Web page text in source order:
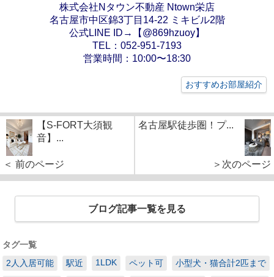
株式会社Nタウン不動産 Ntown栄店
名古屋市中区錦3丁目14-22 ミキビル2階
公式LINE ID→【@869hzuoy】
TEL：052-951-7193
営業時間：10:00〜18:30
おすすめお部屋紹介
【S-FORT大須観
音】...
＜ 前のページ
名古屋駅徒歩圏！プ...
＞次のページ
ブログ記事一覧を見る
タグ一覧
2人入居可能
駅近 1LDK ペット可 小型犬・猫合計2匹まで